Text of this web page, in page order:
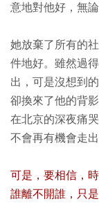
意地對他好，無論
她放棄了所有的
件地好。雖然過
出，可是沒想到
卻換來了他的背
在北京的深夜痛
不會再有機會走
可是，要相信，
誰離不開誰，只